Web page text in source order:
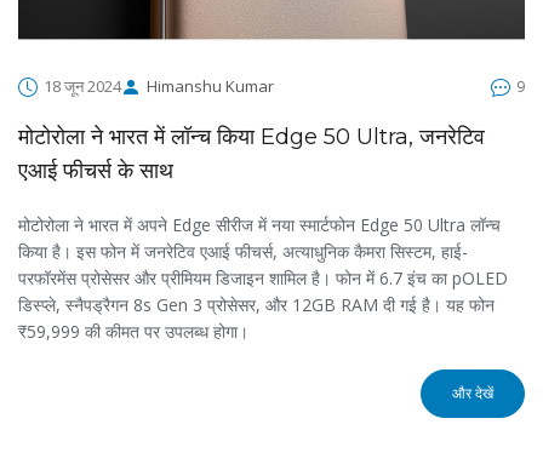
18 जून 2024 Himanshu Kumar 9
मोटोरोला ने भारत में लॉन्च किया Edge 50 Ultra, जनरेटिव
एआई फीचर्स के साथ
मोटोरोला ने भारत में अपने Edge सीरीज में नया स्मार्टफोन Edge 50 Ultra लॉन्च
किया है। इस फोन में जनरेटिव एआई फीचर्स, अत्याधुनिक कैमरा सिस्टम, हाई-
परफॉरमेंस प्रोसेसर और प्रीमियम डिजाइन शामिल है। फोन में 6.7 इंच का pOLED
डिस्प्ले, स्नैपड्रैगन 8s Gen 3 प्रोसेसर, और 12GB RAM दी गई है। यह फोन
₹59,999 की कीमत पर उपलब्ध होगा।
और देखें